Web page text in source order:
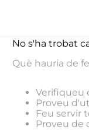
No s'ha trobat
Què hauria de
Verifiqueu
Proveu
Feu servir
Proveu de